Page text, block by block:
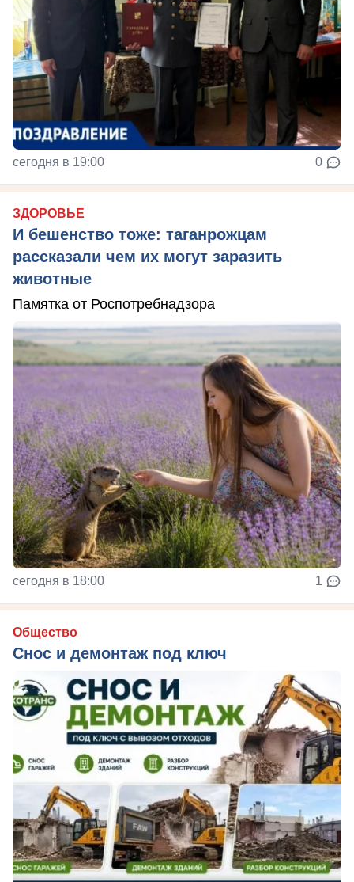
сегодня в 19:00 0
ЗДОРОВЬЕ
И бешенство тоже: таганрожцам
рассказали чем их могут заразить
животные
Памятка от Роспотребнадзора
сегодня в 18:00 1
Общество
Снос и демонтаж под ключ